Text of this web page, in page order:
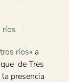
ríos» a
de Tres
presencia